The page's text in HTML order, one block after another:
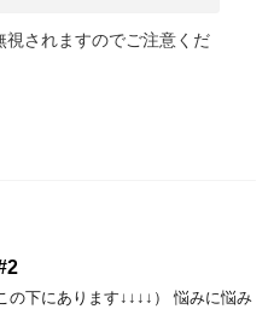
視されますのでご注意くだ
の下にあります↓↓↓↓） 悩みに悩み